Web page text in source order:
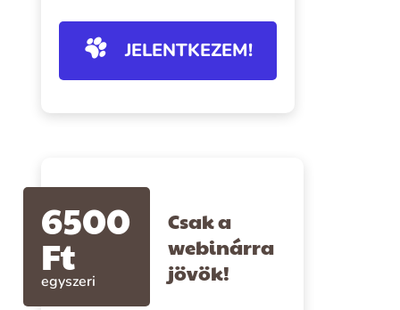
JELENTKEZEM!
6500
Ft
egyszeri
Csak a
webinárra
jövök!